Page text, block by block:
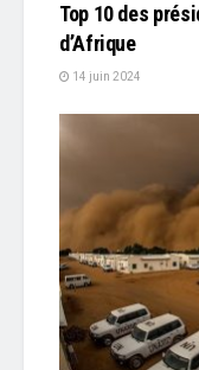
Top 10 des
d’Afrique
14 juin 2024